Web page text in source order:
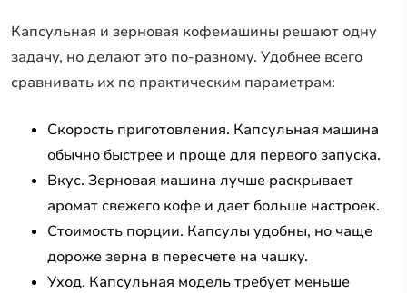
Капсульная и зерновая кофемашины решают одну
задачу, но делают это по-разному. Удобнее всего
сравнивать их по практическим параметрам:
Скорость приготовления. Капсульная машина
обычно быстрее и проще для первого запуска.
Вкус. Зерновая машина лучше раскрывает
аромат свежего кофе и дает больше настроек.
Стоимость порции. Капсулы удобны, но чаще
дороже зерна в пересчете на чашку.
Уход. Капсульная модель требует меньше